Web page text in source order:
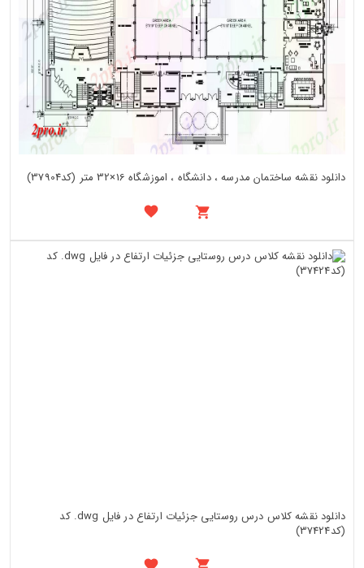
دانلود نقشه ساختمان مدرسه ، دانشگاه ، اموزشگاه 16×32 متر (کد37904)
دانلود نقشه کلاس درس روستایی جزئیات ارتفاع در فایل dwg. کد
(کد37424)